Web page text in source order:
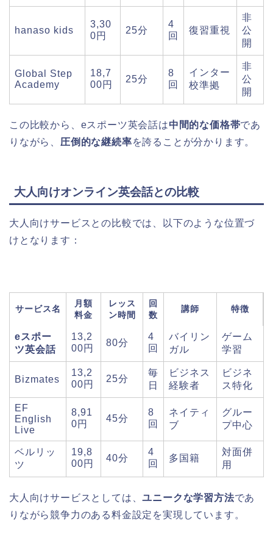
hanaso kids
3,30
0円
25分
4
回
復習重視
非
公
開
Global Step
Academy
18,7
00円
25分
8
回
インター
校準拠
非
公
開
この比較から、eスポーツ英会話は中間的な価格帯であ
りながら、 圧倒的な継続率を誇ることが分かります。
大人向けオンライン英会話との比較
大人向けサービスとの比較では、以下のような位置づ
けとなります：
サービス名
月額
料金
レッス
ン時間
回
数
講師 特徴
eスポー
ツ英会話
13,2
00円
80分
4
回
バイリン
ガル
ゲーム
学習
Bizmates
13,2
00円
25分
毎
日
ビジネス
経験者
ビジネ
ス特化
EF
English
Live
8,91
0円
45分
8
回
ネイティ
ブ
グルー
プ中心
ベルリッ
ツ
19,8
00円
40分
4
回
多国籍
対面併
用
大人向けサービスとしては、ユニークな学習方法であ
りながら競争力のある料金設定を実現しています。